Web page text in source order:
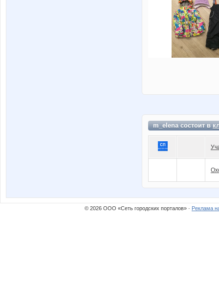
m_elena состоит в
© 2026 ООО «Сеть городских порталов» · Реклама